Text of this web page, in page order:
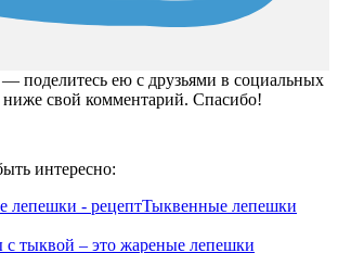
поделитесь ею с друзьями в социальных
ниже свой комментарий. Спасибо!
интересно:
Тыквенные лепешки